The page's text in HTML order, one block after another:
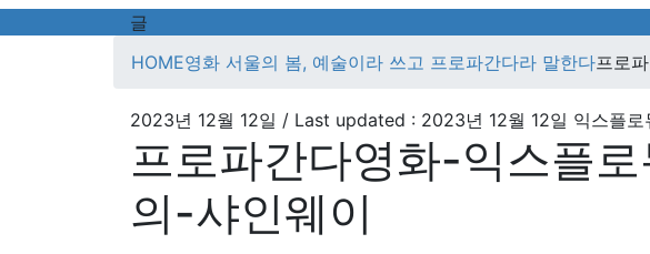
글
HOME영화 서울의 봄, 예술이라 쓰고 프로파간다라 말한다프로
2023년 12월 12일 / Last updated : 2023년 12월 12일 익스플로
프로파간다영화-익스플로
의-샤인웨이